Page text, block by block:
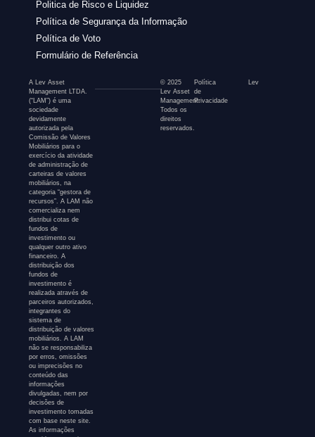
Politica de Risco e Liquidez
Política de Segurança da Informação
Política de Voto
Formulário de Referência
A Lev Asset
Management LTDA.
(“LAM”) é uma
sociedade
devidamente
autorizada pela
Comissão de Valores
Mobiliários para o
exercício da atividade
de administração de
carteiras de valores
mobiliários, na
categoria “gestora de
recursos”. A LAM não
comercializa nem
distribui cotas de
fundos de
investimento ou
qualquer outro ativo
financeiro. A
distribuição dos
fundos de
investimento é
realizada através de
parceiros autorizados,
integrantes do
sistema de
distribuição de valores
mobiliários. A LAM
não se responsabiliza
por erros, omissões
ou imprecisões no
conteúdo das
informações
divulgadas, nem por
decisões de
investimento tomadas
com base neste site.
As informações
© 2025
Lev Asset
Management.
Todos os
direitos
reservados.
Política
de
Privacidade
Lev